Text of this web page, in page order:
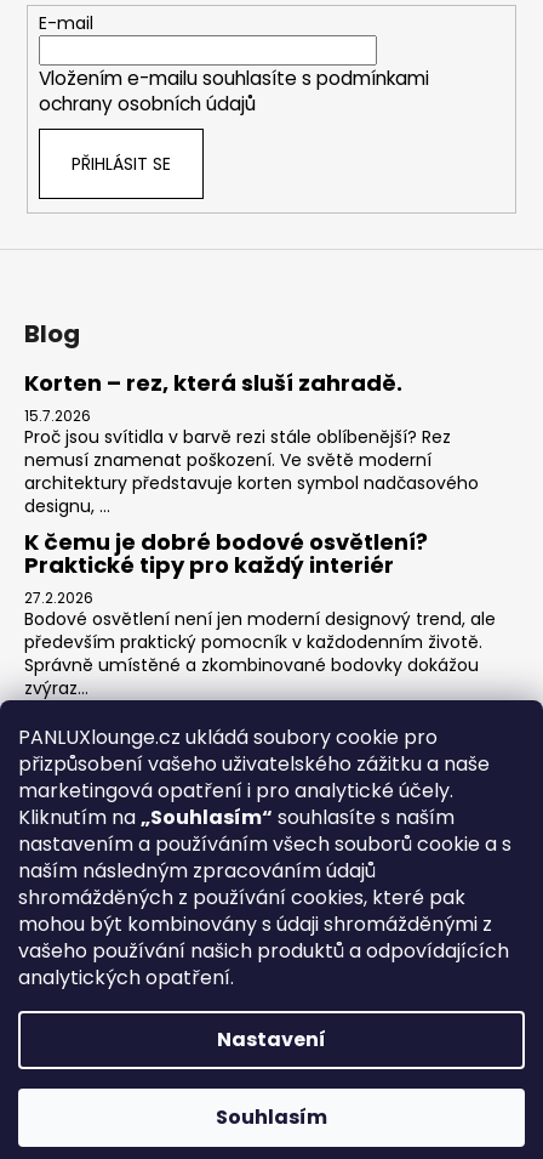
PANLUXlounge.cz ukládá soubory cookie pro
přizpůsobení vašeho uživatelského zážitku a naše
marketingová opatření i pro analytické účely.
Kliknutím na„Souhlasím“ souhlasíte s naším
nastavením a používáním všech souborů cookie a s
naším následným zpracováním údajů
shromážděných z používání cookies, které pak
mohou být kombinovány s údaji shromážděnými z
vašeho používání našich produktů a odpovídajících
analytických opatření.
Nastavení
Souhlasím
E-mail
Vložením e-mailu souhlasíte s podmínkami
ochrany osobních údajů
PŘIHLÁSIT SE
Blog
Korten – rez, která sluší zahradě.
15.7.2026
Proč jsou svítidla v barvě rezi stále oblíbenější? Rez
nemusí znamenat poškození. Ve světě moderní
architektury představuje korten symbol nadčasového
designu, ...
K čemu je dobré bodové osvětlení?
Praktické tipy pro každý interiér
27.2.2026
Bodové osvětlení není jen moderní designový trend, ale
především praktický pomocník v každodenním životě.
Správně umístěné a zkombinované bodovky dokážou
zvýraz...
Jak na zónové osvětlení v obýváku?
3.2.2026
Obývací pokoj je srdcem domova – místo pro relaxaci,
sledování televize, hraní her s dětmi, posezení s přáteli i
klidné chvíle s knihou. Každá z těchto aktivit ...
O nás Kontakty Obchodní podmínky Vrácení zboží
REGISTRACE
Copyright 2026PANLUX lounge. Všechna práva
vyhrazena.